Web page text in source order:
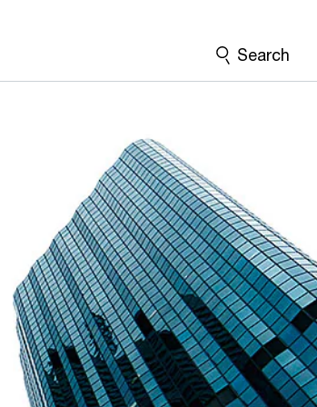
Search